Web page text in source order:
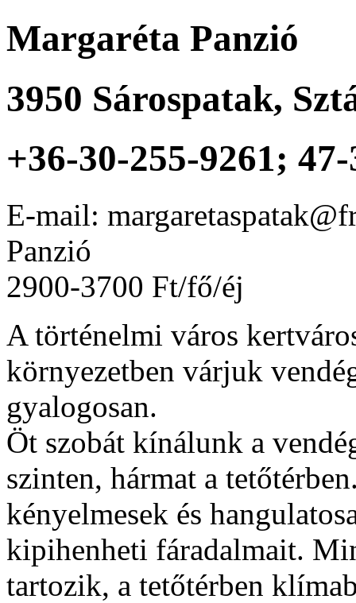
Margaréta Panzió
3950 Sárospatak,
+36-30-255-9261;
E-mail:
Panzió
2900-3700 Ft/fő/éj
A történelmi város
környezetben várjuk
gyalogosan.
Öt szobát kínálunk a
szinten, hármat a
kényelmesek és
kipihenheti fáradalmait.
tartozik, a tetőtérben